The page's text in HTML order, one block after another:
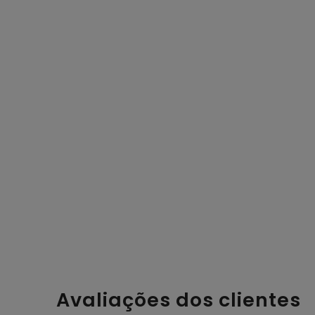
Avaliações dos clientes